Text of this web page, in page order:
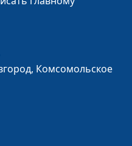
Булатова,
Бузина, Андрей
Комсомольское